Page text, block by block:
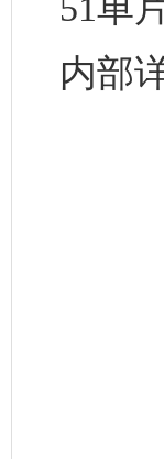
51单
内部